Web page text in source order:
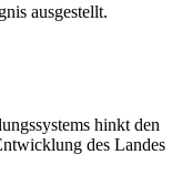
ausgestellt.
hinkt den
des Landes